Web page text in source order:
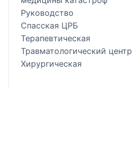
Руководство
Спасская ЦРБ
Терапевтическая
Травматологический центр
Хирургическая